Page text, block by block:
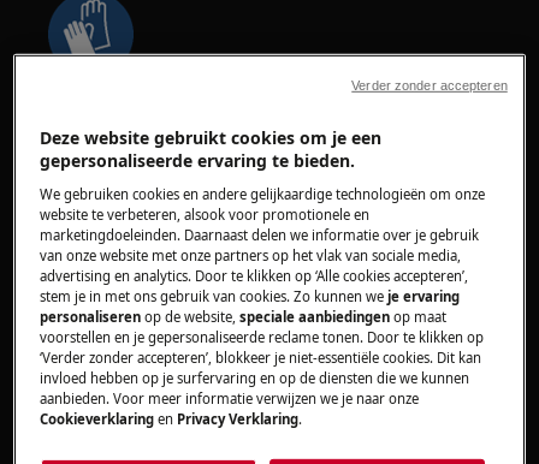
onderhouds- of herstelwerkzaamheden uitvoert
waarbij riemen betrokken zijn.
WAARSCHUWING!VERSTIKKINGSGEVAAR
Kleine onderdelen niet geschikt voor kinderen
onder de 3 jaar. Houd alle kleine onderdelen en
verpakkingen buiten bereik van kinderen.
Deze website gebruikt cookies om je een
gepersonaliseerde ervaring te bieden.
We gebruiken cookies en andere gelijkaardige technologieën om onze
website te verbeteren, alsook voor promotionele en
marketingdoeleinden. Daarnaast delen we informatie over je gebruik
van onze website met onze partners op het vlak van sociale media,
advertising en analytics. Door te klikken op ‘Alle cookies accepteren’,
stem je in met ons gebruik van cookies. Zo kunnen weje ervaring
personaliseren op de website,speciale aanbiedingen op maat
voorstellen en je gepersonaliseerde reclame tonen. Door te klikken op
‘Verder zonder accepteren’, blokkeer je niet-essentiële cookies. Dit kan
invloed hebben op je surfervaring en op de diensten die we kunnen
aanbieden. Voor meer informatie verwijzen we je naar onze
Cookieverklaring en Privacy Verklaring.
Verder zonder accepteren